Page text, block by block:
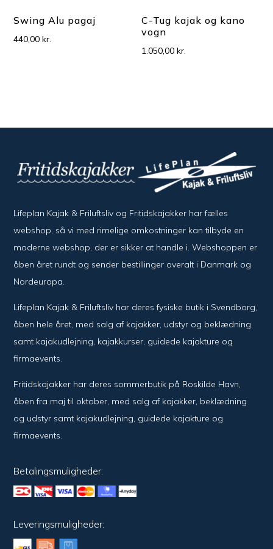
Swing Alu pagaj
440,00kr.
C-Tug kajak og kano
vogn
1.050,00kr.
Lifeplan Kajak & Friluftsliv og Fritidskajakker har fælles
webshop, så vi med rimelige omkostninger kan tilbyde en
moderne webshop, der er sikker at handle i. Webshoppen er
åben året rundt og sender bestillinger overalt i Danmark og
Nordeuropa.
Lifeplan Kajak & Friluftsliv har deres fysiske butik i Svendborg,
åben hele året, med salg af kajakker, udstyr og beklædning
samt kajakudlejning, kajakkurser, guidede kajakture og
firmaevents.
Fritidskajakker har deres sommerbutik på Roskilde Havn,
åben fra maj til oktober, med salg af kajakker, beklædning
og udstyr samt kajakudlejning, guidede kajakture og
firmaevents.
Betalingsmuligheder:
Leveringsmuligheder: